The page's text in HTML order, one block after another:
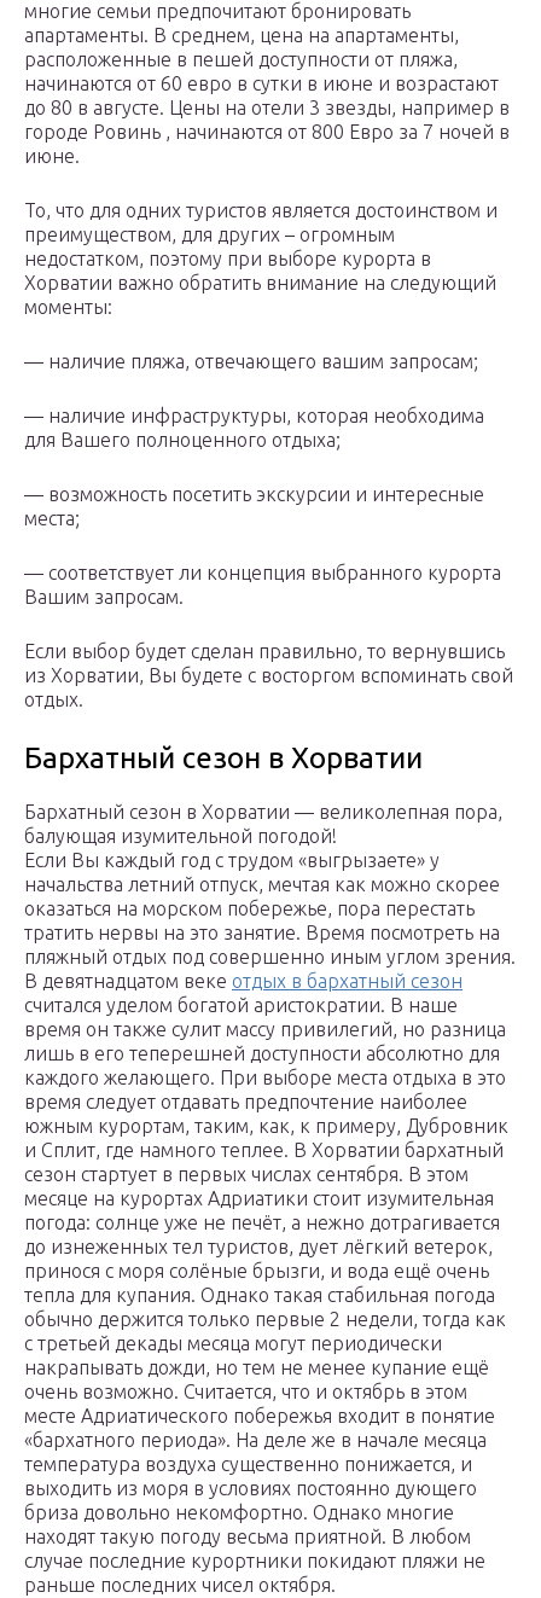
многие семьи предпочитают бронировать
апартаменты. В среднем, цена на апартаменты,
расположенные в пешей доступности от пляжа,
начинаются от 60 евро в сутки в июне и возрастают
до 80 в августе. Цены на отели 3 звезды, например в
городе Ровинь , начинаются от 800 Евро за 7 ночей в
июне.
То, что для одних туристов является достоинством и
преимуществом, для других – огромным
недостатком, поэтому при выборе курорта в
Хорватии важно обратить внимание на следующий
моменты:
— наличие пляжа, отвечающего вашим запросам;
— наличие инфраструктуры, которая необходима
для Вашего полноценного отдыха;
— возможность посетить экскурсии и интересные
места;
— соответствует ли концепция выбранного курорта
Вашим запросам.
Если выбор будет сделан правильно, то вернувшись
из Хорватии, Вы будете с восторгом вспоминать свой
отдых.
Бархатный сезон в Хорватии
Бархатный сезон в Хорватии — великолепная пора,
балующая изумительной погодой!
Если Вы каждый год с трудом «выгрызаете» у
начальства летний отпуск, мечтая как можно скорее
оказаться на морском побережье, пора перестать
тратить нервы на это занятие. Время посмотреть на
пляжный отдых под совершенно иным углом зрения.
В девятнадцатом веке отдых в бархатный сезон
считался уделом богатой аристократии. В наше
время он также сулит массу привилегий, но разница
лишь в его теперешней доступности абсолютно для
каждого желающего. При выборе места отдыха в это
время следует отдавать предпочтение наиболее
южным курортам, таким, как, к примеру, Дубровник
и Сплит, где намного теплее. В Хорватии бархатный
сезон стартует в первых числах сентября. В этом
месяце на курортах Адриатики стоит изумительная
погода: солнце уже не печёт, а нежно дотрагивается
до изнеженных тел туристов, дует лёгкий ветерок,
принося с моря солёные брызги, и вода ещё очень
тепла для купания. Однако такая стабильная погода
обычно держится только первые 2 недели, тогда как
с третьей декады месяца могут периодически
накрапывать дожди, но тем не менее купание ещё
очень возможно. Считается, что и октябрь в этом
месте Адриатического побережья входит в понятие
«бархатного периода». На деле же в начале месяца
температура воздуха существенно понижается, и
выходить из моря в условиях постоянно дующего
бриза довольно некомфортно. Однако многие
находят такую погоду весьма приятной. В любом
случае последние курортники покидают пляжи не
раньше последних чисел октября.